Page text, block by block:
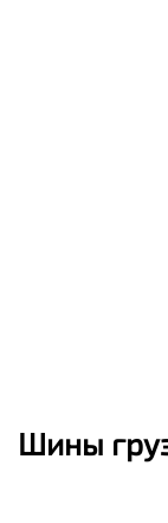
Шины